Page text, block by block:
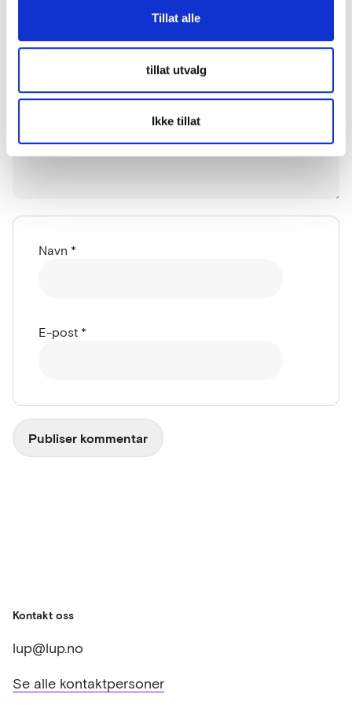
Tillat alle
tillat utvalg
Ikke tillat
Navn *
E-post *
Kontakt oss
lup@lup.no
Se alle kontaktpersoner